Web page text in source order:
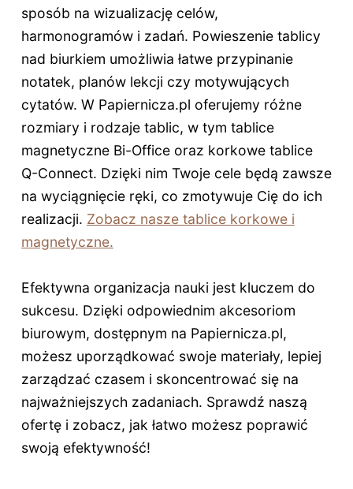
sposób na wizualizację celów,
harmonogramów i zadań. Powieszenie tablicy
nad biurkiem umożliwia łatwe przypinanie
notatek, planów lekcji czy motywujących
cytatów. W Papiernicza.pl oferujemy różne
rozmiary i rodzaje tablic, w tym tablice
magnetyczne Bi-Office oraz korkowe tablice
Q-Connect. Dzięki nim Twoje cele będą zawsze
na wyciągnięcie ręki, co zmotywuje Cię do ich
realizacji. Zobacz nasze tablice korkowe i
magnetyczne.
Efektywna organizacja nauki jest kluczem do
sukcesu. Dzięki odpowiednim akcesoriom
biurowym, dostępnym na Papiernicza.pl,
możesz uporządkować swoje materiały, lepiej
zarządzać czasem i skoncentrować się na
najważniejszych zadaniach. Sprawdź naszą
ofertę i zobacz, jak łatwo możesz poprawić
swoją efektywność!